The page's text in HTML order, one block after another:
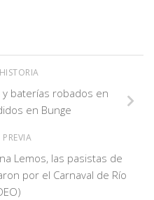
baterías robados en
en Bunge
Lemos, las pasistas de
por el Carnaval de Río